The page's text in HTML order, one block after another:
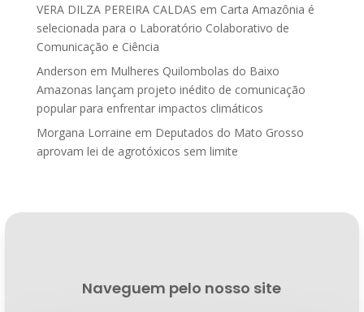
VERA DILZA PEREIRA CALDAS em Carta Amazônia é
selecionada para o Laboratório Colaborativo de
Comunicação e Ciência
Anderson em Mulheres Quilombolas do Baixo
Amazonas lançam projeto inédito de comunicação
popular para enfrentar impactos climáticos
Morgana Lorraine em Deputados do Mato Grosso
aprovam lei de agrotóxicos sem limite
Naveguem pelo nosso site